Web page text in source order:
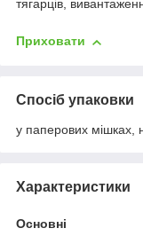
тягарців,
Приховати
Спосіб упаковки
у паперових мішках,
Характеристики
Основні